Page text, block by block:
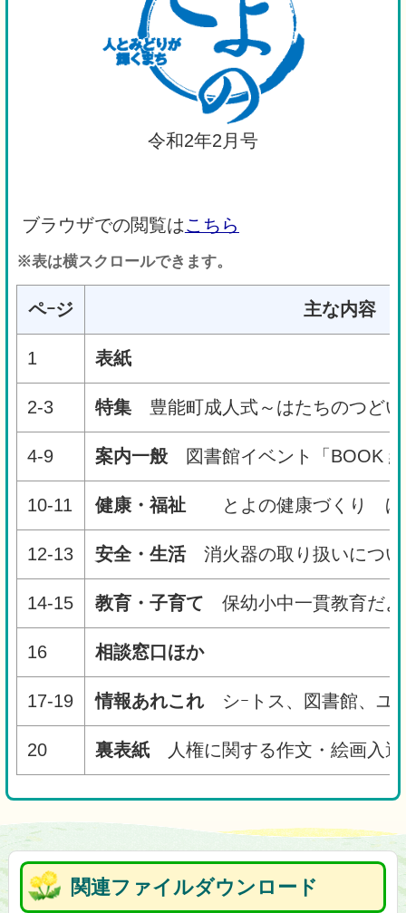
令和2年2月号
ブラウザでの閲覧はこちら
※表は横スクロールできます。
ペｰジ 主な内容
1 表紙
2-3 特集 豊能町成人式～はたちのつど
4-9 案内一般 図書館イベント「BOOK
10-11 健康・福祉 とよの健康づくり ほ
12-13 安全・生活消火器の取り扱いにつ
14-15 教育・子育て 保幼小中一貫教育だ
16 相談窓口ほか
17-19 情報あれこれ シｰトス、図書館、ユ
20 裏表紙 人権に関する作文・絵画入
関連ファイルダウンロード